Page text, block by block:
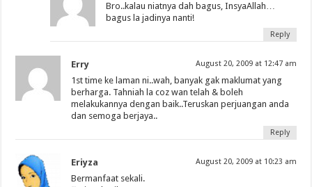
Bro..kalau niatnya dah bagus, InsyaAllah…
bagus la jadinya nanti!
Reply
Erry August 20, 2009 at 12:47 am
1st time ke laman ni..wah, banyak gak maklumat yang
berharga. Tahniah la coz wan telah & boleh
melakukannya dengan baik..Teruskan perjuangan anda
dan semoga berjaya..
Reply
Eriyza August 20, 2009 at 10:23 am
Bermanfaat sekali.